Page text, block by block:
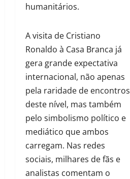
humanitários.
A visita de Cristiano
Ronaldo à Casa Branca já
gera grande expectativa
internacional, não apenas
pela raridade de encontros
deste nível, mas também
pelo simbolismo político e
mediático que ambos
carregam. Nas redes
sociais, milhares de fãs e
analistas comentam o